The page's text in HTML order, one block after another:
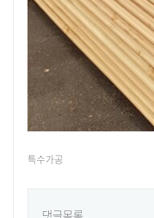
특수가공
댓글목록